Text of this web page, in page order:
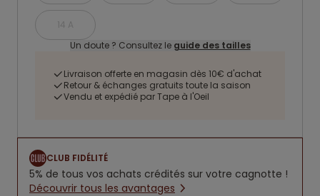
14 A
Un doute ? Consultez le guide des tailles
Livraison offerte en magasin dès 10€ d'achat
Retour & échanges gratuits toute la saison
Vendu et expédié par Tape à l'Oeil
CLUB FIDÉLITÉ
5% de tous vos achats crédités sur votre cagnotte !
Découvrir tous les avantages